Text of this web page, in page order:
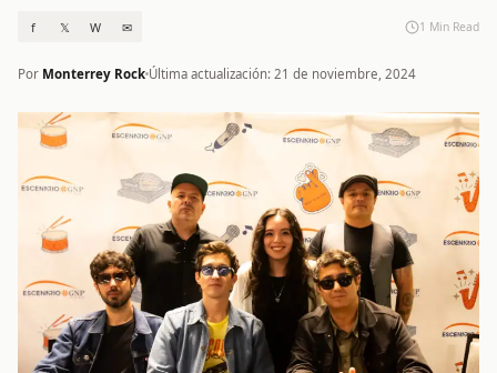
f 𝕏 W ✉ 1 Min Read
Por Monterrey Rock Última actualización: 21 de noviembre, 2024